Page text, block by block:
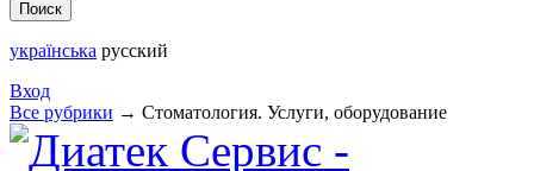
українська русский
Вход
Все рубрики → Стоматология. Услуги, оборудование